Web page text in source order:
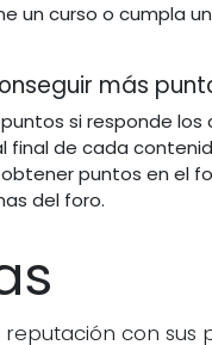
un curso o cumpla
más
si responde los
final de cada
puntos en el
del foro.
con sus